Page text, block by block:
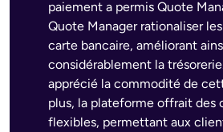
paiement a permis Quote
Quote Manager rationaliser
carte bancaire, améliorant
considérablement la
apprécié la commodité de
plus, la plateforme offrait des
flexibles, permettant aux